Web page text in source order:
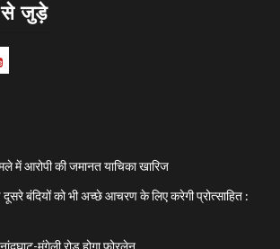
से जुड़े
YouTube
में आरोपी की जमानत याचिका खारिज
दूसरे बंदियों को भी अच्छे आचरण के लिए करेगी प्रोत्साहित :
मुंगेली रोड होगा फोरलेन